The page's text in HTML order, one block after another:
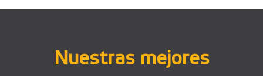
Nuestras mejores